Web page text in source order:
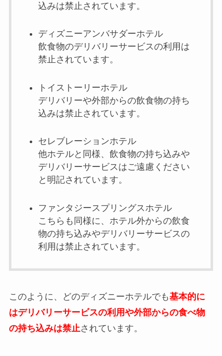
込みは禁止されています。
ディズニーアンバサダーホテル
飲食物のデリバリーサービスの利用は
禁止されています。
トイストーリーホテル
デリバリーや外部からの飲食物の持ち
込みは禁止されています。
セレブレーションホテル
他ホテルと同様、飲食物の持ち込みや
デリバリーサービスはご遠慮ください
と明記されています。
ファンタジースプリングスホテル
こちらも同様に、ホテル外からの飲食
物の持ち込みやデリバリーサービスの
利用は禁止されています。
このように、どのディズニーホテルでも基本的に
はデリバリーサービスの利用や外部からの食べ物
の持ち込みは禁止されています。